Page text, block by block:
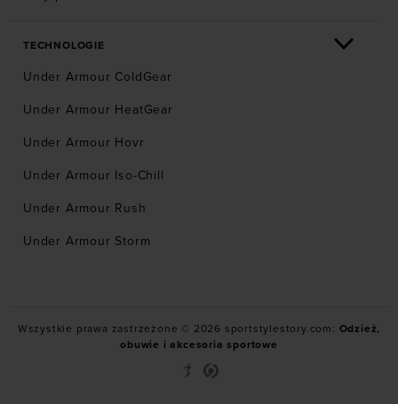
TECHNOLOGIE
Under Armour ColdGear
Under Armour HeatGear
Under Armour Hovr
Under Armour Iso-Chill
Under Armour Rush
Under Armour Storm
Wszystkie prawa zastrzeżone © 2026 sportstylestory.com: Odzież,
obuwie i akcesoria sportowe